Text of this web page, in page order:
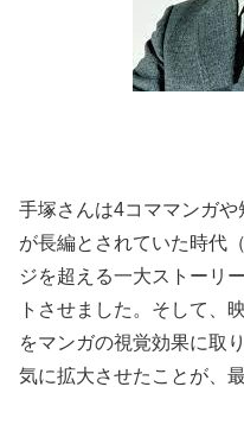
手塚さんは4コママンガ
が長編とされていた時代
ジを超える一大ストーリ
トさせました。そして、
をマンガの視覚効果に取
気に拡大させたことが、